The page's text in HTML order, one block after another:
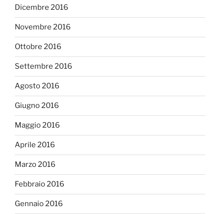
Dicembre 2016
Novembre 2016
Ottobre 2016
Settembre 2016
Agosto 2016
Giugno 2016
Maggio 2016
Aprile 2016
Marzo 2016
Febbraio 2016
Gennaio 2016